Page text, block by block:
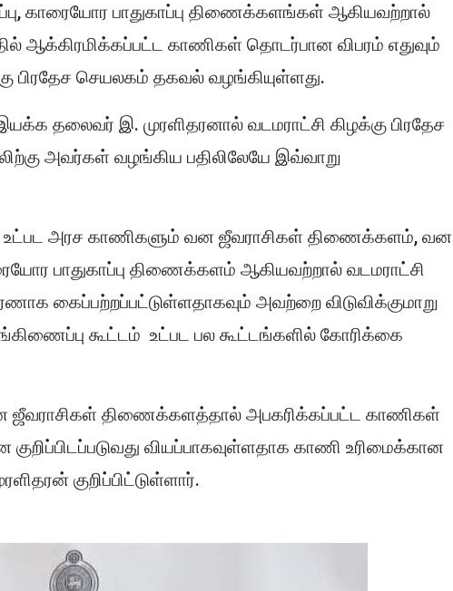
காரையோர பாதுகாப்பு திணைக்களங்கள் ஆகியவற்றால்
ஆக்கிரமிக்கப்பட்ட காணிகள் தொடர்பான விபரம் எதுவும்
பிரதேச செயலகம் தகவல் வழங்கியுள்ளது.
தலைவர் இ. முரளிதரனால் வடமராட்சி கிழக்கு பிரதேச
அவர்கள் வழங்கிய பதிலிலேயே இவ்வாறு
உட்பட அரச காணிகளும் வன ஜீவராசிகள் திணைக்களம், வன
பாதுகாப்பு திணைக்களம் ஆகியவற்றால் வடமராட்சி
கைப்பற்றப்பட்டுள்ளதாகவும் அவற்றை விடுவிக்குமாறு
கூட்டம் உட்பட பல கூட்டங்களில் கோரிக்கை
ஜீவராசிகள் திணைக்களத்தால் அபகரிக்கப்பட்ட காணிகள்
வியப்பாகவுள்ளதாக காணி உரிமைக்கான
குறிப்பிட்டுள்ளார்.